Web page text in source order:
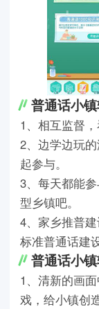
普通话小
1、相互监督
2、边学边玩
起参与。
3、每天都能
型乡镇吧。
4、家乡推普
标准普通话建
普通话小
1、清新的画
戏，给小镇创